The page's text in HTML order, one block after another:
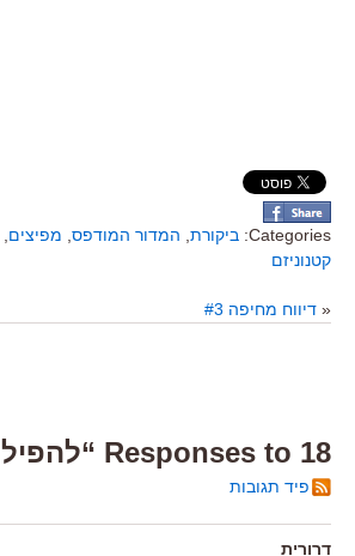
Categories: ביקורת המדור המודפס מפיצים
קטנוניזם
« דיווח מחיפה #3
18 Responses to “להפיל ת'פיל”
פיד תגובות
דרורית